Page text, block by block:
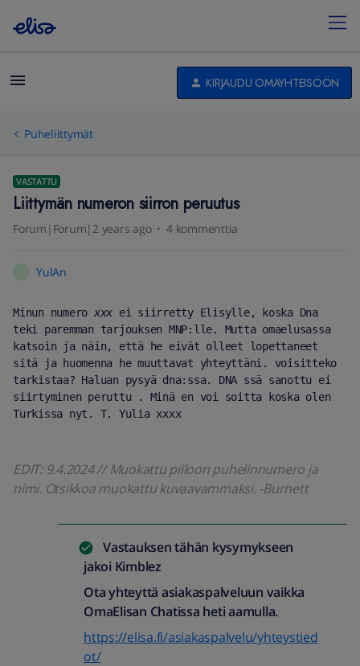
KIRJAUDU OMAYHTEISÖÖN
Puheliittymät
VASTATTU
Liittymän numeron siirron peruutus
Forum|Forum|2 years ago 4 kommenttia
YulAn
Minun numero xxx ei siirretty Elisylle, koska Dna
teki paremman tarjouksen MNP:lle. Mutta omaelusassa
katsoin ja näin, että he eivät olleet lopettaneet
sitä ja huomenna he muuttavat yhteyttäni. voisitteko
tarkistaa? Haluan pysyä dna:ssa. DNA ssä sanottu ei
siirtyminen peruttu . Minä en voi soitta koska olen
Turkissa nyt. T. Yulia xxxx
EDIT: 9.4.2024 // Muokattu piiloon puhelinnumero ja
nimi. Otsikkoa muokattu kuvaavammaksi. -Burnett
Vastauksen tähän kysymykseen
jakoi Kimblez
Ota yhteyttä asiakaspalveluun vaikka
OmaElisan Chatissa heti aamulla.
https://elisa.fi/asiakaspalvelu/yhteystied
ot/